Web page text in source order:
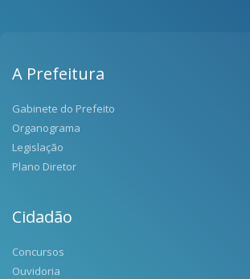
A Prefeitura
Gabinete do Prefeito
Organograma
Legislação
Plano Diretor
Cidadão
Concursos
Ouvidoria